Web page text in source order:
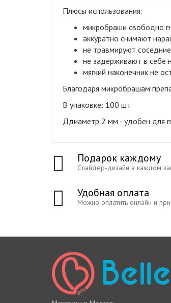
Плюсы использования:
микробраши свободно
аккуратно снимают
не травмируют соседние
не задерживают в себе
мягкий наконечник не
Благодаря микробрашам
В упаковке: 100 шт
Ддиаметр 2 мм - удобен для
Подарок каждому
Слайдер-дизайн в каждом
Удобная оплата
Можно оплатить онлайн и